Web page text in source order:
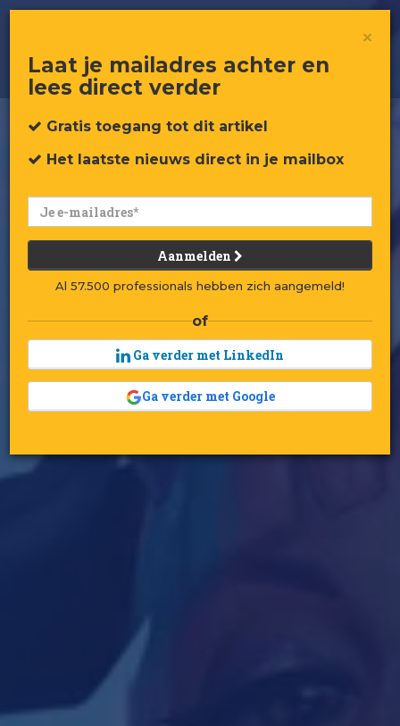
×
Laat je mailadres achter en
lees direct verder
Gratis toegang tot dit artikel
Het laatste nieuws direct in je mailbox
Aanmelden
Al 57.500 professionals hebben zich aangemeld!
of
Ga verder met LinkedIn
Ga verder met Google